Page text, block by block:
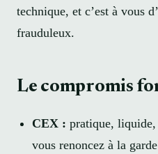
technique, et c’est à vous
frauduleux.
Le compromis
CEX : pratique,
vous renoncez à la